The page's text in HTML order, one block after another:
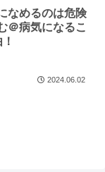
なめるのは危険
＠病気になるこ
2024.06.02